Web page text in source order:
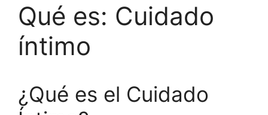
Qué es: Cuidado
íntimo
¿Qué es el Cuidado